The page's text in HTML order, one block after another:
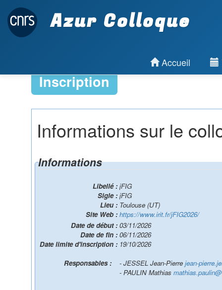
Azur Colloque
Accueil
Inscription
Informations sur le
Informations
Libellé : jFIG
Sigle : jFIG
Lieu : Toulouse (UT)
Site Web : https://www.irit.fr/jFIG2026/
Date de début : 03/11/2026
Date de fin : 06/11/2026
Date limite d'inscription : 19/10/2026
- JESSEL Jean-Pierre jean-
- PAULIN Mathias